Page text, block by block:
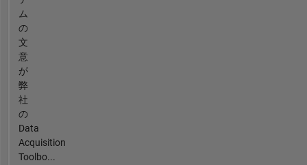
ム
の
文
意
が
弊
社
の
Data
Acquisition
Toolbo...